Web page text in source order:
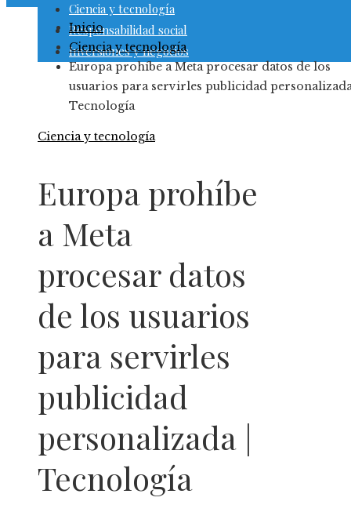
Ciencia y tecnología
Responsabilidad social
Inversiones y negocios
Inicio
Ciencia y tecnología
Europa prohíbe a Meta procesar datos de los
usuarios para servirles publicidad
Tecnología
Ciencia y tecnología
Europa prohíbe
a Meta
procesar datos
de los usuarios
para servirles
publicidad
personalizada |
Tecnología